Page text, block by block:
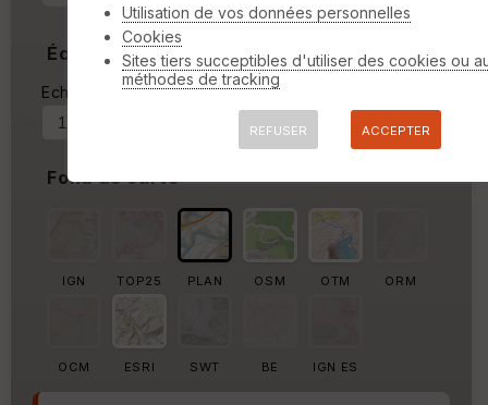
%
Échelle
Echelle actuelle : 1/47746
Fond de carte
IGN TOP25 PLAN OSM OTM ORM
OCM ESRI SWT BE IGN ES
Utilisation de vos données personnelles
Cookies
Sites tiers succeptibles d'utiliser des cookies ou
méthodes de tracking
REFUSER ACCEPTER